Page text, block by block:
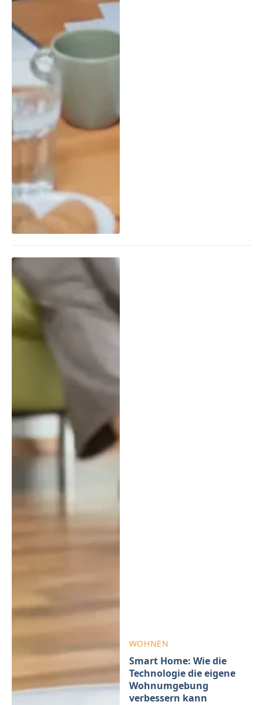
WOHNEN
Smart Home: Wie die
Technologie die eigene
Wohnumgebung
verbessern kann